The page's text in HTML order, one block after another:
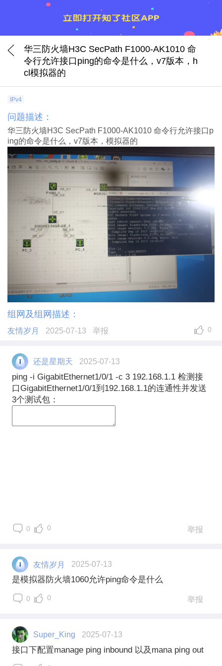
华三防火墙H3C SecPath F1000-AK1010 命
令行允许接口ping的命令是什么，v7版本，h
cl模拟器的
IPv4
问题描述：
华三防火墙H3C SecPath F1000-AK1010 命令行允许接口p
ing的命令是什么，v7版本，模拟器的
组网及组网描述：
友情岁月 2025-07-13 举报 0
还是星期天 2025-07-13
ping -i GigabitEthernet1/0/1 -c 3 192.168.1.1 检测接
口GigabitEthernet1/0/1到192.168.1.1的连通性并发送
3个测试包：
0 0 举报
友情岁月 2025-07-13
是模拟器防火墙1060允许ping命令是什么
0 0 举报
Super_King 2025-07-13
接口下配置manage ping inbound 以及mana ping out